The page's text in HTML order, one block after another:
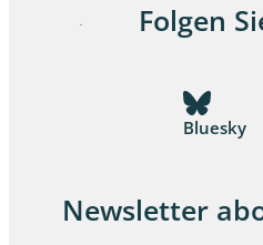
Folgen
Bluesky
Newsletter